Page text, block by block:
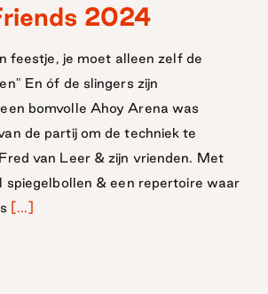
Fred &
Friends 2024
2024
feestje, je moet alleen zelf de
En óf de slingers zijn
bomvolle Ahoy Arena was
de partij om de techniek te
van Leer & zijn vrienden. Met
spiegelbollen & een repertoire waar
[...]